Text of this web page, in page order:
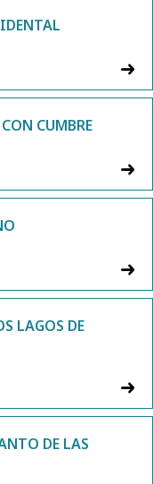
CUMBRE
LAGOS DE
DE LAS